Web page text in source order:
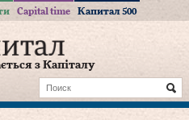
Capital time Капитал 500
з Капіталу